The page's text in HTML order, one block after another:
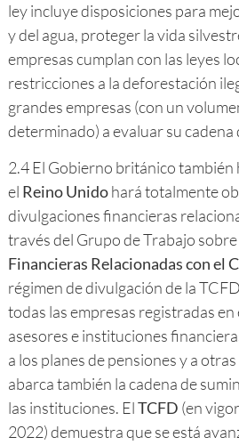
ley incluye disposiciones para
y del agua, proteger la vida
empresas cumplan con las leyes
restricciones a la deforestación
grandes empresas (con un
determinado) a evaluar su
2.4 El Gobierno británico también
el Reino Unidohará totalmente
divulgaciones financieras
través del Grupo de Trabajo sobre
Financieras Relacionadas con el
régimen de divulgación de la
todas las empresas registradas en
asesores e instituciones
a los planes de pensiones y a
abarca también la cadena de
las instituciones. ElTCFD (en
2022) demuestra que se está